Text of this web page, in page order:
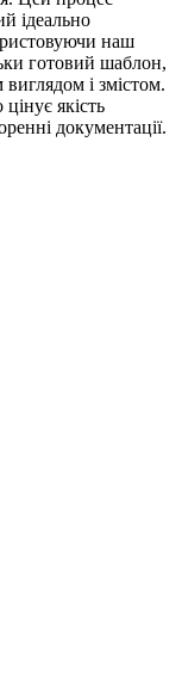
ідеально
наш
готовий шаблон,
і змістом.
якість
документації.